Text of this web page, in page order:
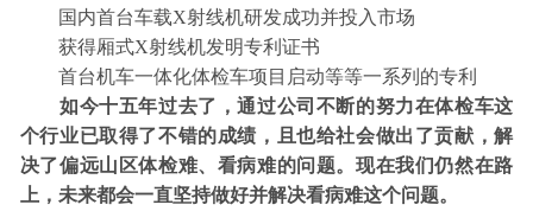
国内首台车载X射线机研发成功并投入市场
获得厢式X射线机发明专利证书
首台机车一体化体检车项目启动等等一系列的专利
如今十五年过去了，通过公司不断的努力在体检车这
个行业已取得了不错的成绩，且也给社会做出了贡献，解
决了偏远山区体检难、看病难的问题。现在我们仍然在路
上，未来都会一直坚持做好并解决看病难这个问题。